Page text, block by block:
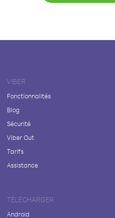
VIBER
Fonctionnalités
Blog
Sécurité
Viber Out
Tarifs
Assistance
TÉLÉCHARGER
Android